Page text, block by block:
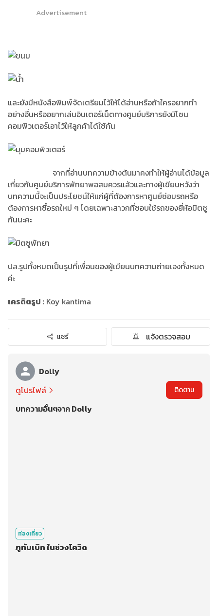
Advertisement
และยังมีหนังสือพิมพ์จัดเตรียมไว้ให้ได้อ่านหรือถ้าใครอยากทำ
อย่างอื่นหรืออยากเล่นอินเตอร์เน็ตทางศูนย์บริการยังมีโซน
คอมพิวเตอร์เอาไว้ให้ลูกค้าได้ใช้กัน
จากที่อ่านบทความข้างต้นมาคงทำให้ผู้อ่านได้ข้อมูล
เกี่ยวกับศูนย์บริการพัทยาพอสมควรแล้วและทางผู้เขียนหวังว่า
บทความนี้จะเป็นประโยชน์ให้แก่ผู้ที่ต้องการหาศูนย์ซ่อมรถหรือ
ต้องการหาซื้อรถใหม่ ๆ โดยเฉพาะสาวกที่ชอบใช้รถของยี่ห้อมิตซู
กันนะคะ
ปล.รูปทั้งหมดเป็นรูปที่เพื่อนของผู้เขียนบทความถ่ายเองทั้งหมด
ค่ะ
เครดิตรูป : Koy kantima
แชร์ แจ้งตรวจสอบ
Dolly
ดูโปรไฟล์
ติดตาม
บทความอื่นๆจาก Dolly
ท่องเที่ยว
ภูทับเบิก ในช่วงโควิด